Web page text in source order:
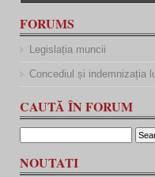
FORUMS
Legislația muncii
Concediul și indemnizația
CAUTĂ ÎN FORUM
NOUTATI